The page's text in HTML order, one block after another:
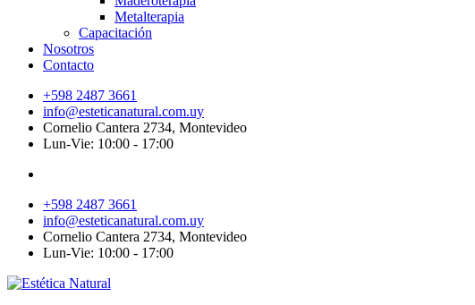
Metalterapia
Capacitación
Nosotros
Contacto
+598 2487 3661
info@esteticanatural.com.uy
Cornelio Cantera 2734, Montevideo
Lun-Vie: 10:00 - 17:00
+598 2487 3661
info@esteticanatural.com.uy
Cornelio Cantera 2734, Montevideo
Lun-Vie: 10:00 - 17:00